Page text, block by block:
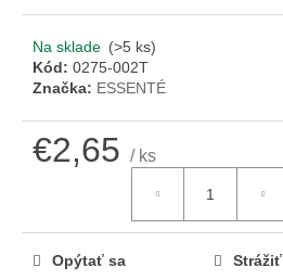
Na sklade (>5 ks)
Kód: 0275-002T
Značka: ESSENTÉ
€2,65 / ks
Opýtať sa Strážiť
O
o
č